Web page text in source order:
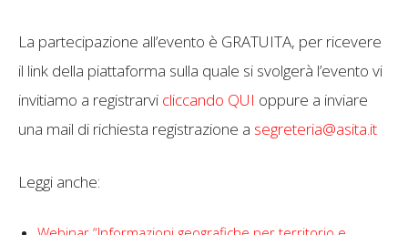
La partecipazione all’evento è GRATUITA, per ricevere
il link della piattaforma sulla quale si svolgerà l’evento vi
invitiamo a registrarvi cliccando QUI oppure a inviare
una mail di richiesta registrazione a segreteria@asita.it
Leggi anche: